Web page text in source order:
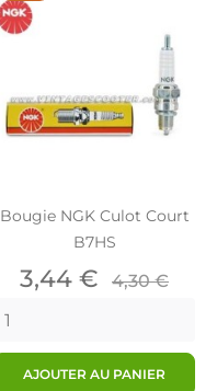
Bougie NGK Culot Court
B7HS
Prix
3,44 € Prix
4,30 €
AJOUTER AU PANIER